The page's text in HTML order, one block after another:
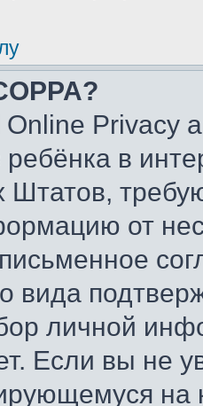
Online Privacy
в
от
вида
личной
Если вы не